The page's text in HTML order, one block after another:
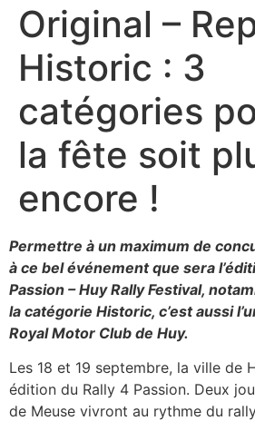
Original –
Historic : 3
catégories
la fête soit
encore !
Permettre à un maximum de
à ce bel événement que sera
Passion – Huy Rally Festival,
la catégorie Historic, c’est aussi
Royal Motor Club de Huy.
Les 18 et 19 septembre, la ville de
édition du Rally 4 Passion. Deux
de Meuse vivront au rythme du